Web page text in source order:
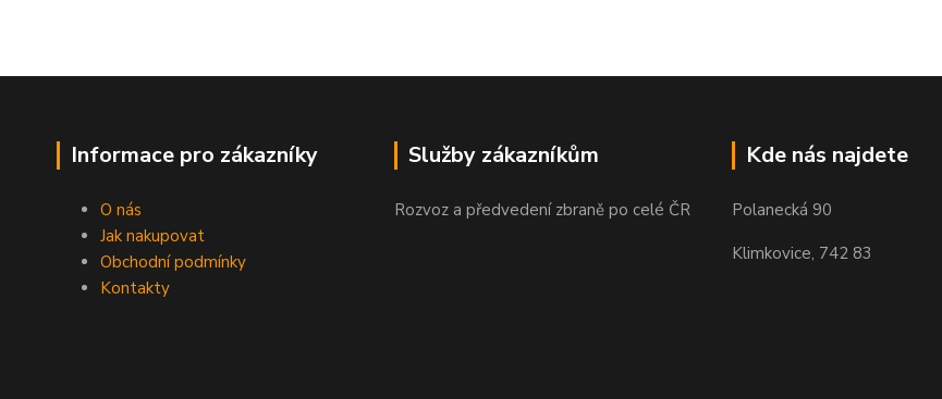
Informace pro zákazníky
O nás
Jak nakupovat
Obchodní podmínky
Kontakty
Služby zákazníkům
Rozvoz a předvedení zbraně po celé ČR
Kde nás najdete
Polanecká 90
Klimkovice, 742 83